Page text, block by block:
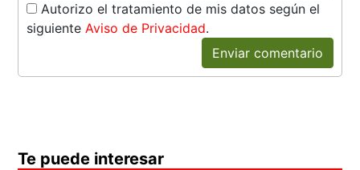
Autorizo el tratamiento de mis datos según el
siguienteAviso de Privacidad.
Enviar comentario
Te puede interesar